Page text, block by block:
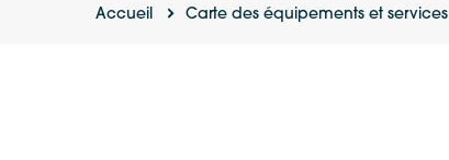
Accueil Carte des équipements et services